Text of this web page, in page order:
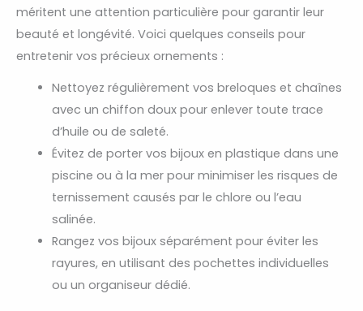
méritent une attention particulière pour garantir leur
beauté et longévité. Voici quelques conseils pour
entretenir vos précieux ornements :
Nettoyez régulièrement vos breloques et chaînes
avec un chiffon doux pour enlever toute trace
d’huile ou de saleté.
Évitez de porter vos bijoux en plastique dans une
piscine ou à la mer pour minimiser les risques de
ternissement causés par le chlore ou l’eau
salinée.
Rangez vos bijoux séparément pour éviter les
rayures, en utilisant des pochettes individuelles
ou un organiseur dédié.